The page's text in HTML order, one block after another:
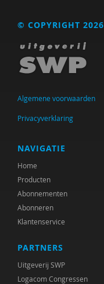
Astrid Altena
Hilda Amsing
Martijn Arns
Michiel Asselman
Suzan Aussems
Krishna Autar
© COPYRIGHT 2026
Algemene voorwaarden
Privacyverklaring
NAVIGATIE
Home
Producten
Abonnementen
Abonneren
Klantenservice
PARTNERS
Uitgeverij SWP
Logacom Congressen